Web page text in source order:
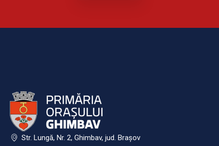
Str. Lungă, Nr. 2, Ghimbav, jud. Brașov